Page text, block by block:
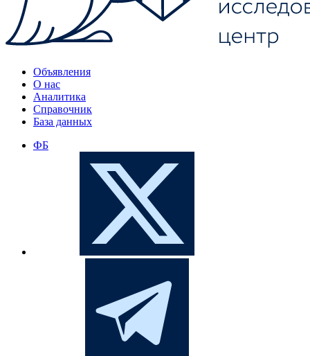
Объявления
О нас
Аналитика
Справочник
База данных
ФБ